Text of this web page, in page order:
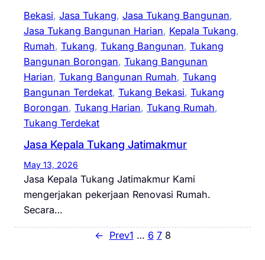
Bekasi, Jasa Tukang, Jasa Tukang Bangunan
Jasa Tukang Bangunan Harian, Kepala Tukang
Rumah, Tukang, Tukang Bangunan, Tukang
Bangunan Borongan, Tukang Bangunan
Harian, Tukang Bangunan Rumah, Tukang
Bangunan Terdekat, Tukang Bekasi, Tukang
Borongan, Tukang Harian, Tukang Rumah
Tukang Terdekat
Jasa Kepala Tukang Jatimakmur
May 13, 2026
Jasa Kepala Tukang Jatimakmur Kami
mengerjakan pekerjaan Renovasi Rumah.
Secara…
← Prev1 … 6 7 8